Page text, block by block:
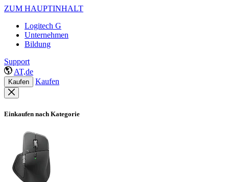
ZUM HAUPTINHALT
Logitech G
Unternehmen
Bildung
Support
AT,de
Kaufen Kaufen
Einkaufen nach Kategorie